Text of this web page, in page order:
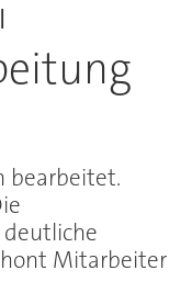
bearbeitet.
Mitarbeiter